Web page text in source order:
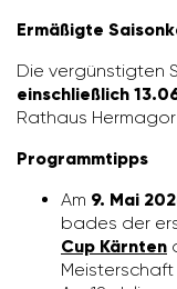
Ermäßigte
Die vergüns­tigten
einschließlich
Rathaus
Programmtipps
Am 9. Mai
bades der
Cup Kärnten
Meis­ter­schaft